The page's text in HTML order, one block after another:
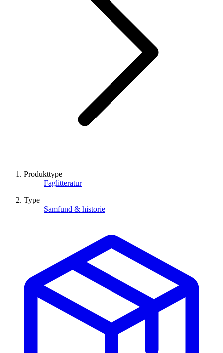
Produkttype
Faglitteratur
Type
Samfund & historie